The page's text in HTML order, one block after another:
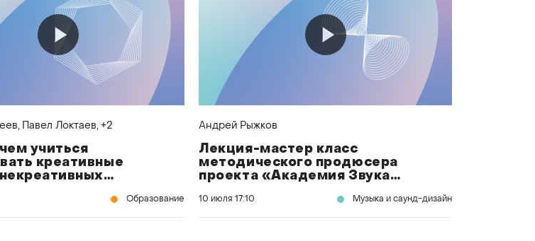
, Павел Локтаев, +2
учиться
креативные
Образование
Андрей Рыжков
Лекция-мастер класс
методического продюсера
проекта «Академия Звука»
10 июля 17:10 Музыка и саунд-дизайн